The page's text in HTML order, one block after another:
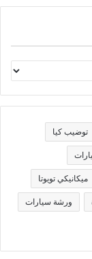
توضيب كيا
ميكانيكي تويوتا
ورشة سيارات